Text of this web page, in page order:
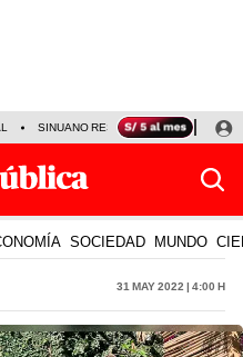
SINUANO RESULTADOS HOY
SOCIEDAD MUNDO
31 May 2022 | 4:00 h